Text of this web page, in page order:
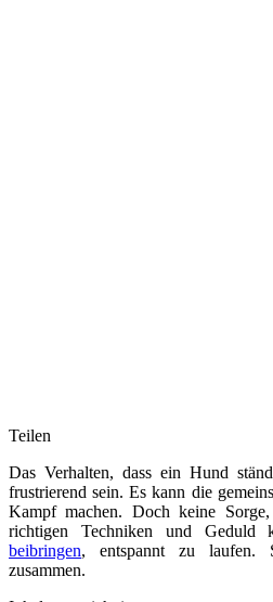
Teilen
Das Verhalten, dass ein Hund
frustrierend sein. Es kann die
Kampf machen. Doch keine
richtigen Techniken und Geduld
beibringen, entspannt zu laufen.
zusammen.